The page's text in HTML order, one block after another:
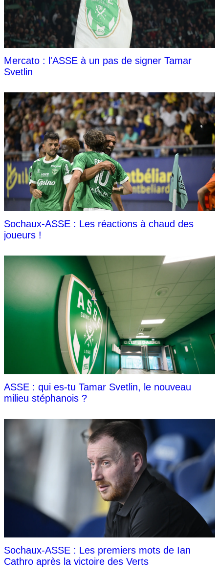
Mercato : l'ASSE à un pas de signer Tamar
Svetlin
Sochaux-ASSE : Les réactions à chaud des
joueurs !
ASSE : qui es-tu Tamar Svetlin, le nouveau
milieu stéphanois ?
Sochaux-ASSE : Les premiers mots de Ian
Cathro après la victoire des Verts